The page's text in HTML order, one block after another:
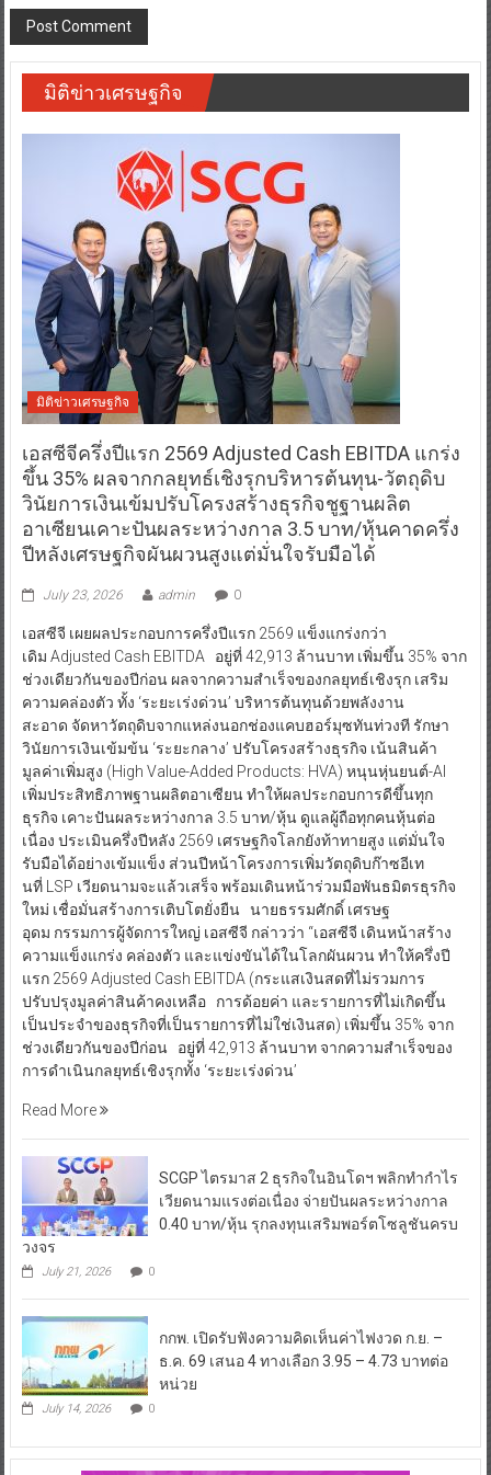
มิติข่าวเศรษฐกิจ
มิติข่าวเศรษฐกิจ
เอสซีจีครึ่งปีแรก 2569 Adjusted Cash EBITDA แกร่ง
ขึ้น 35% ผลจากกลยุทธ์เชิงรุกบริหารต้นทุน-วัตถุดิบ
วินัยการเงินเข้มปรับโครงสร้างธุรกิจชูฐานผลิต
อาเซียนเคาะปันผลระหว่างกาล 3.5 บาท/หุ้นคาดครึ่ง
ปีหลังเศรษฐกิจผันผวนสูงแต่มั่นใจรับมือได้
July 23, 2026 admin 0
เอสซีจี เผยผลประกอบการครึ่งปีแรก 2569 แข็งแกร่งกว่า
เดิม Adjusted Cash EBITDA อยู่ที่ 42,913 ล้านบาท เพิ่มขึ้น 35% จาก
ช่วงเดียวกันของปีก่อน ผลจากความสำเร็จของกลยุทธ์เชิงรุก เสริม
ความคล่องตัว ทั้ง ‘ระยะเร่งด่วน’ บริหารต้นทุนด้วยพลังงาน
สะอาด จัดหาวัตถุดิบจากแหล่งนอกช่องแคบฮอร์มุซทันท่วงที รักษา
วินัยการเงินเข้มข้น ‘ระยะกลาง’ ปรับโครงสร้างธุรกิจ เน้นสินค้า
มูลค่าเพิ่มสูง (High Value-Added Products: HVA) หนุนหุ่นยนต์-AI
เพิ่มประสิทธิภาพฐานผลิตอาเซียน ทำให้ผลประกอบการดีขึ้นทุก
ธุรกิจ เคาะปันผลระหว่างกาล 3.5 บาท/หุ้น ดูแลผู้ถือทุกคนหุ้นต่อ
เนื่อง ประเมินครึ่งปีหลัง 2569 เศรษฐกิจโลกยังท้าทายสูง แต่มั่นใจ
รับมือได้อย่างเข้มแข็ง ส่วนปีหน้าโครงการเพิ่มวัตถุดิบก๊าซอีเท
นที่ LSP เวียดนามจะแล้วเสร็จ พร้อมเดินหน้าร่วมมือพันธมิตรธุรกิจ
ใหม่ เชื่อมั่นสร้างการเติบโตยั่งยืน นายธรรมศักดิ์ เศรษฐ
อุดม กรรมการผู้จัดการใหญ่ เอสซีจี กล่าวว่า “เอสซีจี เดินหน้าสร้าง
ความแข็งแกร่ง คล่องตัว และแข่งขันได้ในโลกผันผวน ทำให้ครึ่งปี
แรก 2569 Adjusted Cash EBITDA (กระแสเงินสดที่ไม่รวมการ
ปรับปรุงมูลค่าสินค้าคงเหลือ การด้อยค่า และรายการที่ไม่เกิดขึ้น
เป็นประจำของธุรกิจที่เป็นรายการที่ไม่ใช่เงินสด) เพิ่มขึ้น 35% จาก
ช่วงเดียวกันของปีก่อน อยู่ที่ 42,913 ล้านบาท จากความสำเร็จของ
การดำเนินกลยุทธ์เชิงรุกทั้ง ‘ระยะเร่งด่วน’
Read More
SCGP ไตรมาส 2 ธุรกิจในอินโดฯ พลิกทำกำไร
เวียดนามแรงต่อเนื่อง จ่ายปันผลระหว่างกาล
0.40 บาท/หุ้น รุกลงทุนเสริมพอร์ตโซลูชันครบ
วงจร
July 21, 2026 0
กกพ. เปิดรับฟังความคิดเห็นค่าไฟงวด ก.ย. –
ธ.ค. 69 เสนอ 4 ทางเลือก 3.95 – 4.73 บาทต่อ
หน่วย
July 14, 2026 0